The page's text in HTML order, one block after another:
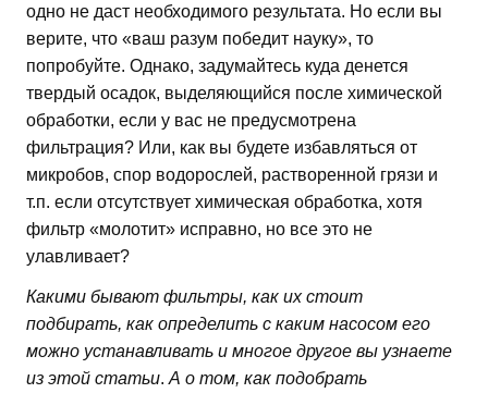
одно не даст необходимого результата. Но если вы
верите, что «ваш разум победит науку», то
попробуйте. Однако, задумайтесь куда денется
твердый осадок, выделяющийся после химической
обработки, если у вас не предусмотрена
фильтрация? Или, как вы будете избавляться от
микробов, спор водорослей, растворенной грязи и
т.п. если отсутствует химическая обработка, хотя
фильтр «молотит» исправно, но все это не
улавливает?
Какими бывают фильтры, как их стоит
подбирать, как определить с каким насосом его
можно устанавливать и многое другое вы узнаете
из этой статьи. А о том, как подобрать